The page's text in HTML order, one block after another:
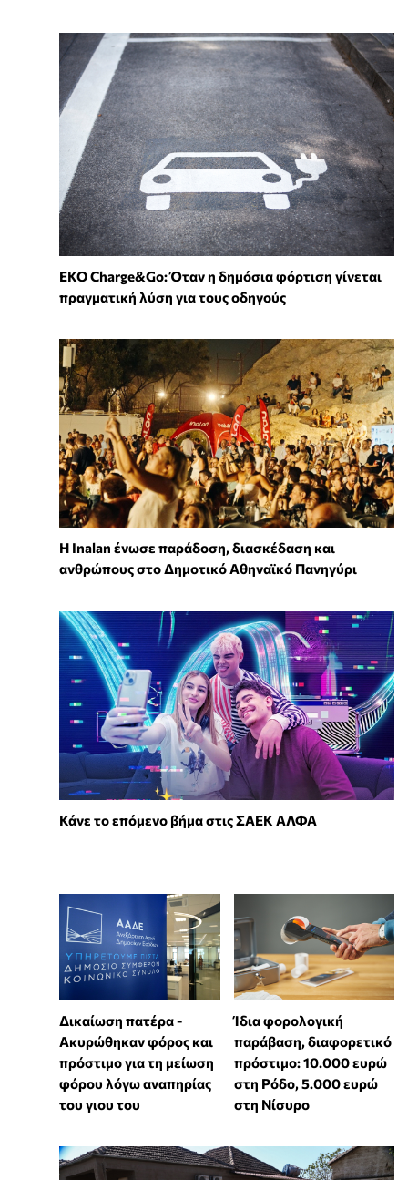
EKO Charge&Go: Όταν η δημόσια φόρτιση γίνεται
πραγματική λύση για τους οδηγούς
Η Inalan ένωσε παράδοση, διασκέδαση και
ανθρώπους στο Δημοτικό Αθηναϊκό Πανηγύρι
Κάνε το επόμενο βήμα στις ΣΑΕΚ ΑΛΦΑ
Δικαίωση πατέρα -
Ακυρώθηκαν φόρος και
πρόστιμο για τη μείωση
φόρου λόγω αναπηρίας
του γιου του
Ίδια φορολογική
παράβαση, διαφορετικό
πρόστιμο: 10.000 ευρώ
στη Ρόδο, 5.000 ευρώ
στη Νίσυρο